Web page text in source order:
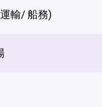
輸/ 船務)